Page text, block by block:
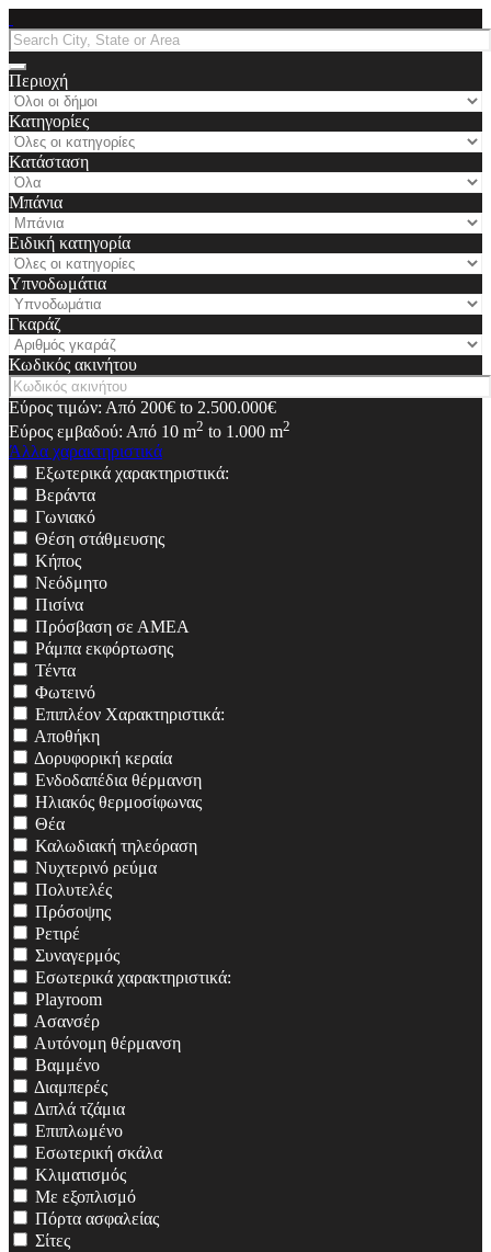
Περιοχή
Κατηγορίες
Κατάσταση
Μπάνια
Ειδική κατηγορία
Υπνοδωμάτια
Γκαράζ
Κωδικός ακινήτου
Εύρος τιμών: Από 200€ to 2.500.000€
Εύρος εμβαδού: Από 10 m2 to 1.000 m2
Άλλα χαρακτηριστικά
Εξωτερικά χαρακτηριστικά:
Βεράντα
Γωνιακό
Θέση στάθμευσης
Κήπος
Νεόδμητο
Πισίνα
Πρόσβαση σε ΑΜΕΑ
Ράμπα εκφόρτωσης
Τέντα
Φωτεινό
Επιπλέον Χαρακτηριστικά:
Αποθήκη
Δορυφορική κεραία
Ενδοδαπέδια θέρμανση
Ηλιακός θερμοσίφωνας
Θέα
Καλωδιακή τηλεόραση
Νυχτερινό ρεύμα
Πολυτελές
Πρόσοψης
Ρετιρέ
Συναγερμός
Εσωτερικά χαρακτηριστικά:
Playroom
Ασανσέρ
Αυτόνομη θέρμανση
Βαμμένο
Διαμπερές
Διπλά τζάμια
Επιπλωμένο
Εσωτερική σκάλα
Κλιματισμός
Με εξοπλισμό
Πόρτα ασφαλείας
Σίτες